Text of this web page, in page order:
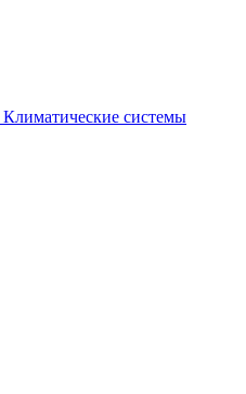
Климатические системы